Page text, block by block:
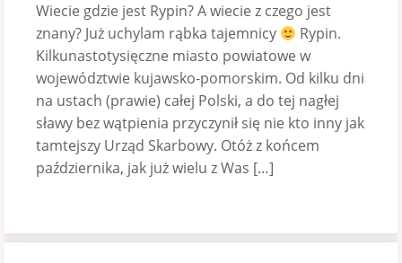
Wiecie gdzie jest Rypin? A wiecie z czego jest
znany? Już uchylam rąbka tajemnicy
Rypin.
Kilkunastotysięczne miasto powiatowe w
województwie kujawsko-pomorskim. Od kilku dni
na ustach (prawie) całej Polski, a do tej nagłej
sławy bez wątpienia przyczynił się nie kto inny jak
tamtejszy Urząd Skarbowy. Otóż z końcem
października, jak już wielu z Was […]